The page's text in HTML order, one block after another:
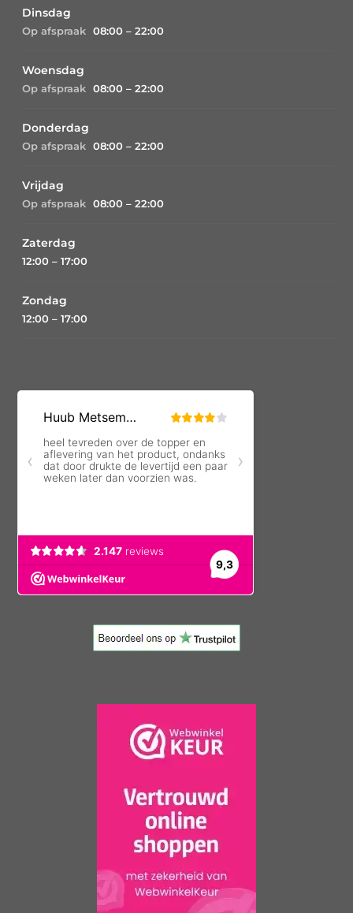
Dinsdag
Op afspraak 08:00 – 22:00
Woensdag
Op afspraak 08:00 – 22:00
Donderdag
Op afspraak 08:00 – 22:00
Vrijdag
Op afspraak 08:00 – 22:00
Zaterdag
12:00 – 17:00
Zondag
12:00 – 17:00